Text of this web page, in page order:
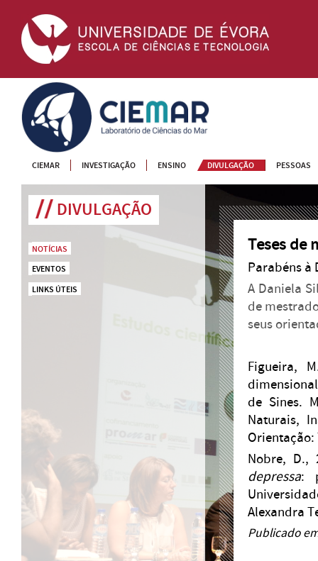
CIEMAR
CIEMAR INVESTIGAÇÃO ENSINO DIVULGAÇÃO PESSOAS
DIVULGAÇÃO
NOTÍCIAS
EVENTOS
LINKS ÚTEIS
Teses de
Parabéns à
A Daniela
de
seus
Figueira,
de Sines.
Naturais,
Orientação:
Nobre, D.,
depressa:
Alexandra
Publicado